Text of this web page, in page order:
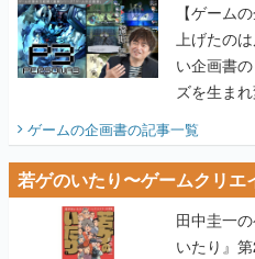
【ゲーム
上げたの
い企画書
ズを生ま
ビュー】
ゲームの企画書の記事一覧
若ゲのいたり〜ゲームクリエ
田中圭一
いたり』